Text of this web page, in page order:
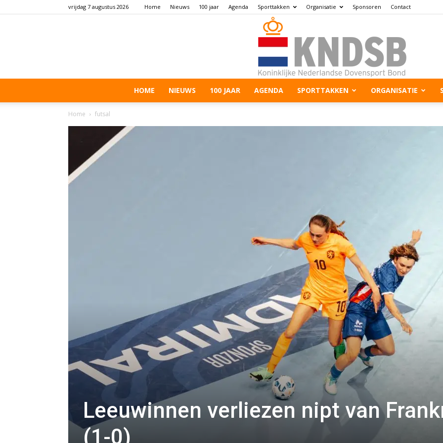
vrijdag 7 augustus 2026 Home Nieuws 100 jaar Agenda Sporttakken Organisatie Sponsoren Contact
HOME NIEUWS 100 JAAR AGENDA SPORTTAKKEN ORGANISATIE
Home futsal
Leeuwinnen verliezen nipt van
(1-0)